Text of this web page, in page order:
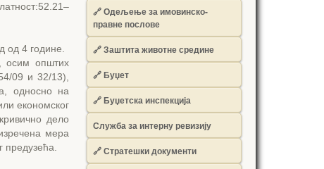
од 4 године.
осим општих
09 и 32/13),
односно на
економског
дело
мера
предузећа.
🔗Одељење за имовинско-
правне послове
🔗Заштита животне средине
🔗Буџет
🔗Буџетска инспекција
Служба за интерну ревизију
🔗Стратешки документи